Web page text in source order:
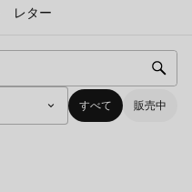
レター
すべて 販売中